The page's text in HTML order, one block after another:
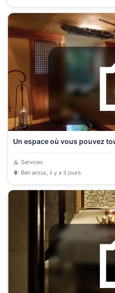
Services
Ben arous, il y a 3 jours